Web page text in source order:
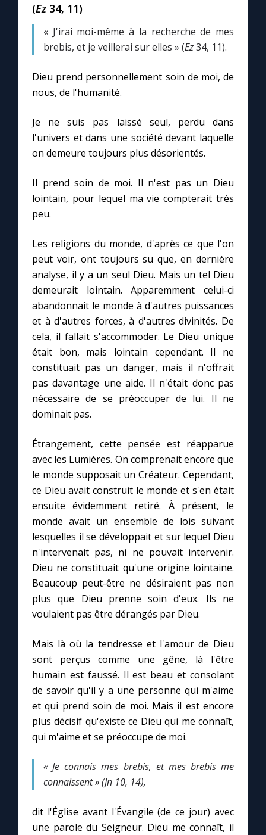
(Ez34, 11)
« J'irai moi-même à la recherche de mes
brebis, et je veillerai sur elles » (Ez34, 11).
Dieu prend personnellement soin de moi, de
nous, de l'humanité.
Je ne suis pas laissé seul, perdu dans
l'univers et dans une société devant laquelle
on demeure toujours plus désorientés.
Il prend soin de moi. Il n'est pas un Dieu
lointain, pour lequel ma vie compterait très
peu.
Les religions du monde, d'après ce que l'on
peut voir, ont toujours su que, en dernière
analyse, il y a un seul Dieu. Mais un tel Dieu
demeurait lointain. Apparemment celui-ci
abandonnait le monde à d'autres puissances
et à d'autres forces, à d'autres divinités. De
cela, il fallait s'accommoder. Le Dieu unique
était bon, mais lointain cependant. Il ne
constituait pas un danger, mais il n'offrait
pas davantage une aide. Il n'était donc pas
nécessaire de se préoccuper de lui. Il ne
dominait pas.
Étrangement, cette pensée est réapparue
avec les Lumières. On comprenait encore que
le monde supposait un Créateur. Cependant,
ce Dieu avait construit le monde et s'en était
ensuite évidemment retiré. À présent, le
monde avait un ensemble de lois suivant
lesquelles il se développait et sur lequel Dieu
n'intervenait pas, ni ne pouvait intervenir.
Dieu ne constituait qu'une origine lointaine.
Beaucoup peut-être ne désiraient pas non
plus que Dieu prenne soin d'eux. Ils ne
voulaient pas être dérangés par Dieu.
Mais là où la tendresse et l'amour de Dieu
sont perçus comme une gêne, là l'être
humain est faussé. Il est beau et consolant
de savoir qu'il y a une personne qui m'aime
et qui prend soin de moi. Mais il est encore
plus décisif qu'existe ce Dieu qui me connaît,
qui m'aime et se préoccupe de moi.
« Je connais mes brebis, et mes brebis me
connaissent » (Jn 10, 14),
dit l'Église avant l'Évangile (de ce jour) avec
une parole du Seigneur. Dieu me connaît, il